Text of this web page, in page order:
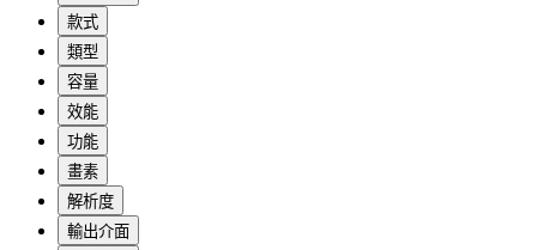
款式
類型
容量
效能
功能
畫素
解析度
輸出介面